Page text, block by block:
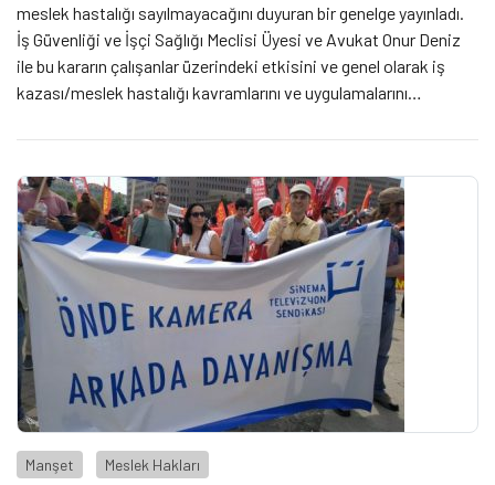
meslek hastalığı sayılmayacağını duyuran bir genelge yayınladı.
İş Güvenliği ve İşçi Sağlığı Meclisi Üyesi ve Avukat Onur Deniz
ile bu kararın çalışanlar üzerindeki etkisini ve genel olarak iş
kazası/meslek hastalığı kavramlarını ve uygulamalarını
mağdur edileceğini söylüyor.
Manşet Meslek Hakları